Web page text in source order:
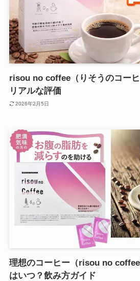
risou no coffee（りそうのコーヒ
リアルな評価
2026年2月5日
理想のコーヒー（risou no
はいつ？飲み方ガイド